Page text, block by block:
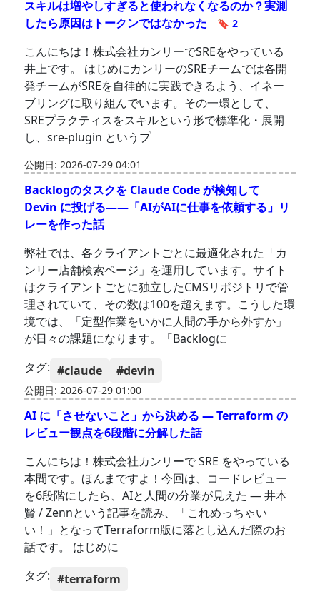
スキルは増やしすぎると使われなくなるのか？実測
したら原因はトークンではなかった
🔖 2
こんにちは！株式会社カンリーでSREをやっている
井上です。 はじめにカンリーのSREチームでは各開
発チームがSREを自律的に実践できるよう、イネー
ブリングに取り組んでいます。その一環として、
SREプラクティスをスキルという形で標準化・展開
し、sre-plugin というプ
公開日: 2026-07-29 04:01
Backlogのタスクを Claude Code が検知して
Devin に投げる——「AIがAIに仕事を依頼する」リ
レーを作った話
弊社では、各クライアントごとに最適化された「カ
ンリー店舗検索ページ」を運用しています。サイト
はクライアントごとに独立したCMSリポジトリで管
理されていて、その数は100を超えます。こうした環
境では、「定型作業をいかに人間の手から外すか」
が日々の課題になります。「Backlogに
タグ: #claude #devin
公開日: 2026-07-29 01:00
AI に「させないこと」から決める — Terraform の
レビュー観点を6段階に分解した話
こんにちは！株式会社カンリーで SRE をやっている
本間です。ほんまですよ！今回は、コードレビュー
を6段階にしたら、AIと人間の分業が見えた — 井本
賢 / Zennという記事を読み、「これめっちゃい
い！」となってTerraform版に落とし込んだ際のお
話です。 はじめに
タグ: #terraform